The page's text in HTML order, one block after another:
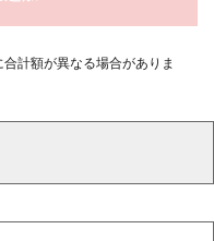
計額が異なる場合がありま